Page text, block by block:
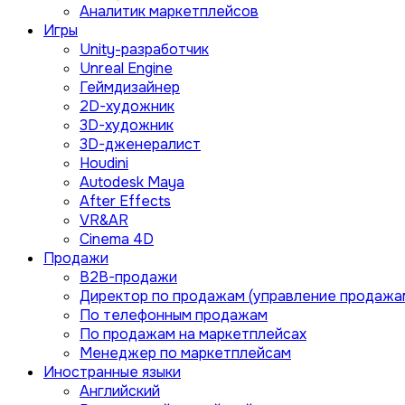
Аналитик маркетплейсов
Игры
Unity-разработчик
Unreal Engine
Геймдизайнер
2D-художник
3D-художник
3D-дженералист
Houdini
Autodesk Maya
After Effects
VR&AR
Cinema 4D
Продажи
B2B-продажи
Директор по продажам (управление
По телефонным продажам
По продажам на маркетплейсах
Менеджер по маркетплейсам
Иностранные языки
Английский